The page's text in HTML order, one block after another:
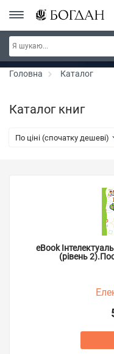
РОЗПРОДАЖ ~ 150 грн ~ 200
300 грн ~
Головна Каталог
Каталог книг
По ціні (спочатку дешеві)
eBook
(рівень